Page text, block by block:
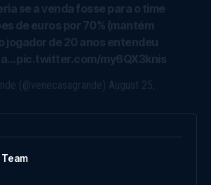
se a venda fosse para o time
de euros por 70% (mantém
jogador de 20 anos entendeu
pic.twitter.com/my6QX3knis
(@venecasagrande) August 25,
Team